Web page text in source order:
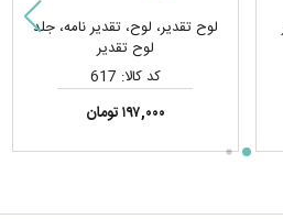
لوح تقدیر، لوح، تقدیر نامه، جلد
لوح تقدیر
کد کالا: 617
۱۹۷,۰۰۰ تومان